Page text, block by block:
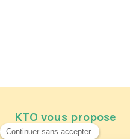
KTO vous propose